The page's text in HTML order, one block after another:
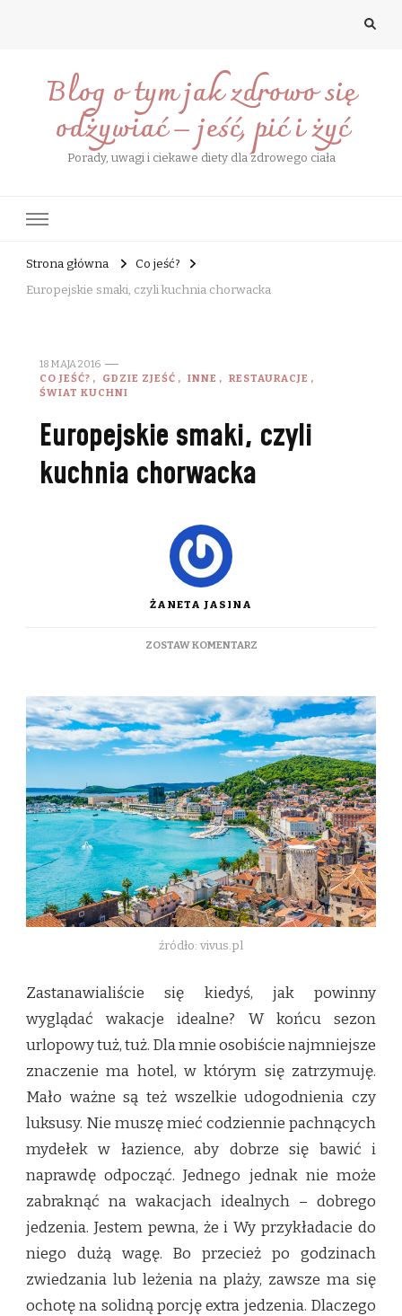
Blog o tym jak zdrowo się
odżywiać – jeść, pić i żyć
Porady, uwagi i ciekawe diety dla zdrowego ciała
Strona główna
Co jeść?
Europejskie smaki, czyli kuchnia chorwacka
18 MAJA 2016
CO JEŚĆ?
GDZIE ZJEŚĆ INNE
RESTAURACJE
ŚWIAT KUCHNI
Europejskie smaki, czyli
kuchnia chorwacka
ŻANETA JASINA
ZOSTAW KOMENTARZDO
CZYLI
KUCHNIA
CHORWACKA
źródło: vivus.pl
Zastanawialiście się kiedyś, jak powinny
wyglądać wakacje idealne? W końcu sezon
urlopowy tuż, tuż. Dla mnie osobiście najmniejsze
znaczenie ma hotel, w którym się zatrzymuję.
Mało ważne są też wszelkie udogodnienia czy
luksusy. Nie muszę mieć codziennie pachnących
mydełek w łazience, aby dobrze się bawić i
naprawdę odpocząć. Jednego jednak nie może
zabraknąć na wakacjach idealnych – dobrego
jedzenia. Jestem pewna, że i Wy przykładacie do
niego dużą wagę. Bo przecież po godzinach
zwiedzania lub leżenia na plaży, zawsze ma się
ochotę na solidną porcję extra jedzenia. Dlaczego